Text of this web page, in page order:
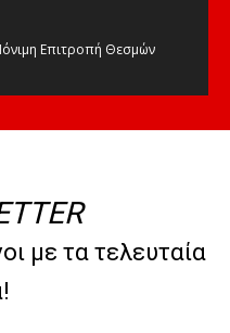
Επιτροπή Θεσμών
Επιτροπή Μορφωτικών
με τα τελευταία